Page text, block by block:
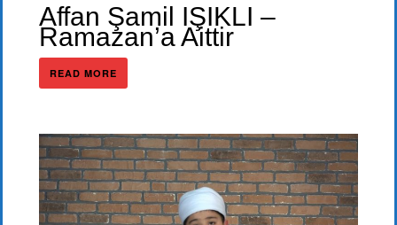
Affan Şamil IŞIKLI –
Ramazan’a Aittir
READ MORE